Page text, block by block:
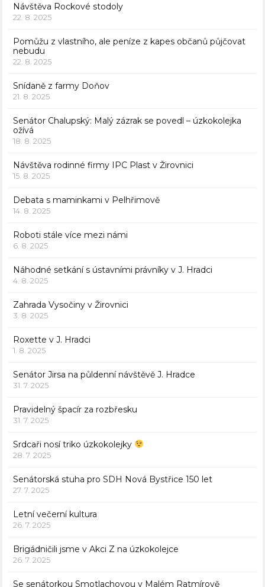
Návštěva Rockové stodoly
22. 8. 2025
Pomůžu z vlastního, ale peníze z kapes občanů půjčovat
nebudu
22. 8. 2025
Snídaně z farmy Doňov
21. 8. 2025
Senátor Chalupský: Malý zázrak se povedl – úzkokolejka
ožívá
18. 8. 2025
Návštěva rodinné firmy IPC Plast v Žirovnici
15. 8. 2025
Debata s maminkami v Pelhřimově
14. 8. 2025
Roboti stále více mezi námi
6. 8. 2025
Náhodné setkání s ústavními právníky v J. Hradci
4. 8. 2025
Zahrada Vysočiny v Žirovnici
3. 8. 2025
Roxette v J. Hradci
1. 8. 2025
Senátor Jirsa na půldenní návštěvě J. Hradce
31. 7. 2025
Pravidelný špacír za rozbřesku
31. 7. 2025
Srdcaři nosí triko úzkokolejky
28. 7. 2025
Senátorská stuha pro SDH Nová Bystřice 150 let
27. 7. 2025
Letní večerní kultura
26. 7. 2025
Brigádničili jsme v Akci Z na úzkokolejce
26. 7. 2025
Se senátorkou Smotlachovou v Malém Ratmírově